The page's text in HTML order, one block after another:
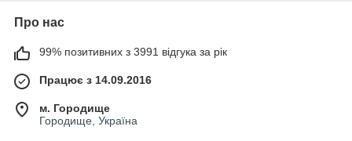
Про нас
99% позитивних з 3991 відгука за рік
Працює з 14.09.2016
м. Городище
Городище, Україна